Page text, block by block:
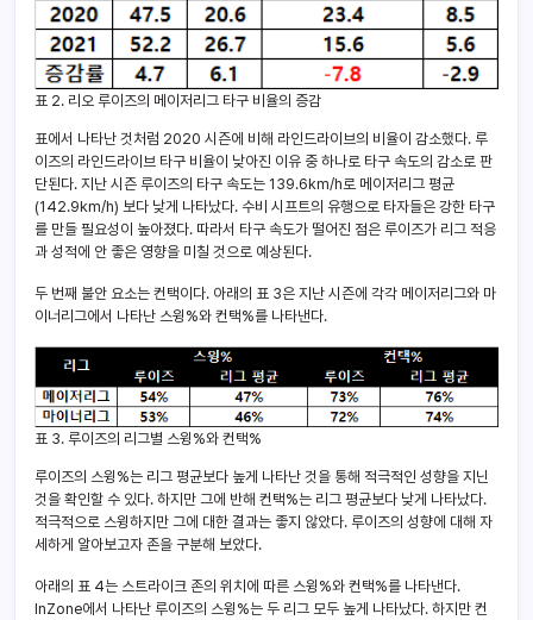
표 2. 리오 루이즈의 메이저리그 타구 비율의 증감
표에서 나타난 것처럼 2020 시즌에 비해 라인드라이브의 비율이 감소했다. 루
이즈의 라인드라이브 타구 비율이 낮아진 이유 중 하나로 타구 속도의 감소로 판
단된다. 지난 시즌 루이즈의 타구 속도는 139.6km/h로 메이저리그 평균
(142.9km/h) 보다 낮게 나타났다. 수비 시프트의 유행으로 타자들은 강한 타구
를 만들 필요성이 높아졌다. 따라서 타구 속도가 떨어진 점은 루이즈가 리그 적응
과 성적에 안 좋은 영향을 미칠 것으로 예상된다.
두 번째 불안 요소는 컨택이다. 아래의 표 3은 지난 시즌에 각각 메이저리그와 마
이너리그에서 나타난 스윙%와 컨택%를 나타낸다.
표 3. 루이즈의 리그별 스윙%와 컨택%
루이즈의 스윙%는 리그 평균보다 높게 나타난 것을 통해 적극적인 성향을 지닌
것을 확인할 수 있다. 하지만 그에 반해 컨택%는 리그 평균보다 낮게 나타났다.
적극적으로 스윙하지만 그에 대한 결과는 좋지 않았다. 루이즈의 성향에 대해 자
세하게 알아보고자 존을 구분해 보았다.
아래의 표 4는 스트라이크 존의 위치에 따른 스윙%와 컨택%를 나타낸다.
InZone에서 나타난 루이즈의 스윙%는 두 리그 모두 높게 나타났다. 하지만 컨